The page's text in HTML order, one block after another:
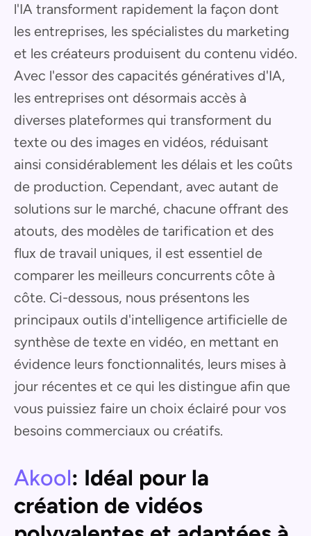
l'IA transforment rapidement la façon dont
les entreprises, les spécialistes du marketing
et les créateurs produisent du contenu vidéo.
Avec l'essor des capacités génératives d'IA,
les entreprises ont désormais accès à
diverses plateformes qui transforment du
texte ou des images en vidéos, réduisant
ainsi considérablement les délais et les coûts
de production. Cependant, avec autant de
solutions sur le marché, chacune offrant des
atouts, des modèles de tarification et des
flux de travail uniques, il est essentiel de
comparer les meilleurs concurrents côte à
côte. Ci-dessous, nous présentons les
principaux outils d'intelligence artificielle de
synthèse de texte en vidéo, en mettant en
évidence leurs fonctionnalités, leurs mises à
jour récentes et ce qui les distingue afin que
vous puissiez faire un choix éclairé pour vos
besoins commerciaux ou créatifs.
Akool: Idéal pour la
création de vidéos